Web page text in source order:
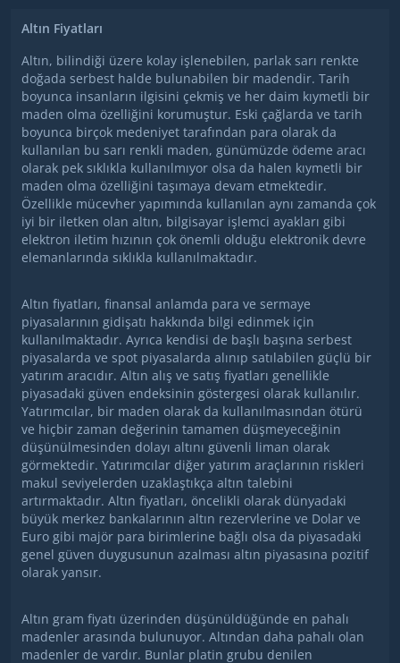
Altın Fiyatları
Altın, bilindiği üzere kolay işlenebilen, parlak sarı renkte
doğada serbest halde bulunabilen bir madendir. Tarih
boyunca insanların ilgisini çekmiş ve her daim kıymetli bir
maden olma özelliğini korumuştur. Eski çağlarda ve tarih
boyunca birçok medeniyet tarafından para olarak da
kullanılan bu sarı renkli maden, günümüzde ödeme aracı
olarak pek sıklıkla kullanılmıyor olsa da halen kıymetli bir
maden olma özelliğini taşımaya devam etmektedir.
Özellikle mücevher yapımında kullanılan aynı zamanda çok
iyi bir iletken olan altın, bilgisayar işlemci ayakları gibi
elektron iletim hızının çok önemli olduğu elektronik devre
elemanlarında sıklıkla kullanılmaktadır.
Altın fiyatları, finansal anlamda para ve sermaye
piyasalarının gidişatı hakkında bilgi edinmek için
kullanılmaktadır. Ayrıca kendisi de başlı başına serbest
piyasalarda ve spot piyasalarda alınıp satılabilen güçlü bir
yatırım aracıdır. Altın alış ve satış fiyatları genellikle
piyasadaki güven endeksinin göstergesi olarak kullanılır.
Yatırımcılar, bir maden olarak da kullanılmasından ötürü
ve hiçbir zaman değerinin tamamen düşmeyeceğinin
düşünülmesinden dolayı altını güvenli liman olarak
görmektedir. Yatırımcılar diğer yatırım araçlarının riskleri
makul seviyelerden uzaklaştıkça altın talebini
artırmaktadır. Altın fiyatları, öncelikli olarak dünyadaki
büyük merkez bankalarının altın rezervlerine ve Dolar ve
Euro gibi majör para birimlerine bağlı olsa da piyasadaki
genel güven duygusunun azalması altın piyasasına pozitif
olarak yansır.
Altın gram fiyatı üzerinden düşünüldüğünde en pahalı
madenler arasında bulunuyor. Altından daha pahalı olan
madenler de vardır. Bunlar platin grubu denilen